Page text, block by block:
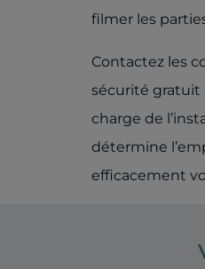
filmer les
Contactez les
sécurité gratuit
charge de
détermine
efficacement